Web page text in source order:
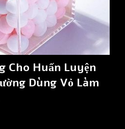
Cho Huấn Luyện
Dùng Vỏ Làm